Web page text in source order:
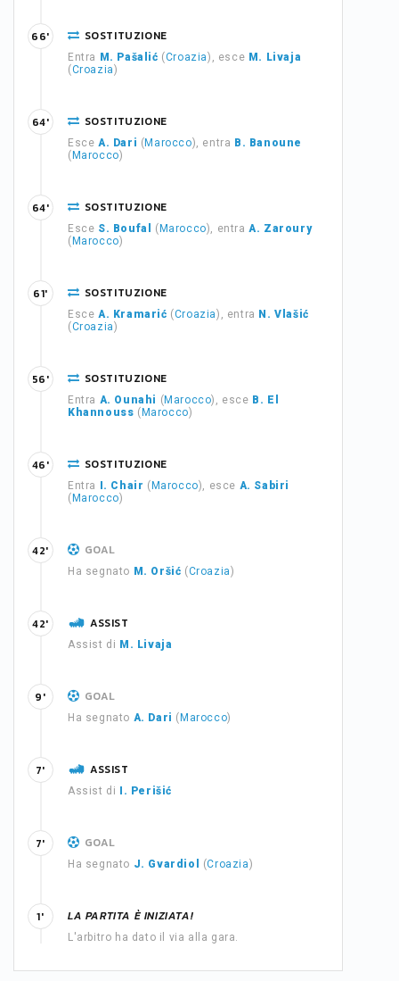
SOSTITUZIONE
Entra M. Pašalić (Croazia), esce M. Livaja
(Croazia)
66'
SOSTITUZIONE
Esce A. Dari ( Marocco), entra B. Banoune
( Marocco)
64'
SOSTITUZIONE
Esce S. Boufal ( Marocco), entraA. Zaroury
( Marocco)
64'
SOSTITUZIONE
Esce A. Kramarić (Croazia), entra N. Vlašić
(Croazia)
61'
SOSTITUZIONE
Entra A. Ounahi ( Marocco), esce B. El
Khannouss ( Marocco)
56'
SOSTITUZIONE
Entra I. Chair ( Marocco), esce A. Sabiri
( Marocco)
46'
GOAL
Ha segnato M. Oršić (Croazia)
42'
ASSIST
Assist di M. Livaja
42'
GOAL
Ha segnato A. Dari ( Marocco)
9'
ASSIST
Assist di I. Perišić
7'
GOAL
Ha segnato J. Gvardiol (Croazia)
7'
LA PARTITA È INIZIATA!
L'arbitro ha dato il via alla gara.
1'